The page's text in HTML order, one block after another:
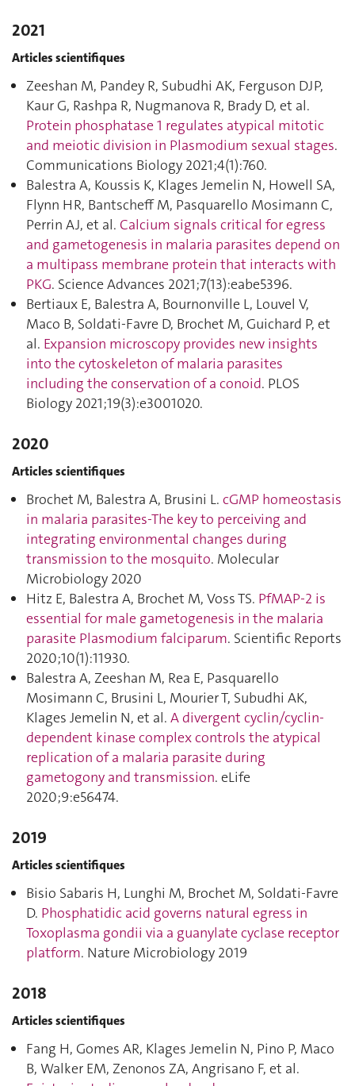
2021
Articles scientifiques
Zeeshan M, Pandey R, Subudhi AK, Ferguson DJP,
Kaur G, Rashpa R, Nugmanova R, Brady D, et al.
Protein phosphatase 1 regulates atypical mitotic
and meiotic division in Plasmodium sexual stages.
Communications Biology 2021;4(1):760.
Balestra A, Koussis K, Klages Jemelin N, Howell SA,
Flynn HR, Bantscheff M, Pasquarello Mosimann C,
Perrin AJ, et al. Calcium signals critical for egress
and gametogenesis in malaria parasites depend on
a multipass membrane protein that interacts with
PKG. Science Advances 2021;7(13):eabe5396.
Bertiaux E, Balestra A, Bournonville L, Louvel V,
Maco B, Soldati-Favre D, Brochet M, Guichard P, et
al. Expansion microscopy provides new insights
into the cytoskeleton of malaria parasites
including the conservation of a conoid. PLOS
Biology 2021;19(3):e3001020.
2020
Articles scientifiques
Brochet M, Balestra A, Brusini L. cGMP homeostasis
in malaria parasites-The key to perceiving and
integrating environmental changes during
transmission to the mosquito. Molecular
Microbiology 2020
Hitz E, Balestra A, Brochet M, Voss TS. PfMAP-2 is
essential for male gametogenesis in the malaria
parasite Plasmodium falciparum. Scientific Reports
2020;10(1):11930.
Balestra A, Zeeshan M, Rea E, Pasquarello
Mosimann C, Brusini L, Mourier T, Subudhi AK,
Klages Jemelin N, et al. A divergent cyclin/cyclin-
dependent kinase complex controls the atypical
replication of a malaria parasite during
gametogony and transmission. eLife
2020;9:e56474.
2019
Articles scientifiques
Bisio Sabaris H, Lunghi M, Brochet M, Soldati-Favre
D. Phosphatidic acid governs natural egress in
Toxoplasma gondii via a guanylate cyclase receptor
platform. Nature Microbiology 2019
2018
Articles scientifiques
Fang H, Gomes AR, Klages Jemelin N, Pino P, Maco
B, Walker EM, Zenonos ZA, Angrisano F, et al.